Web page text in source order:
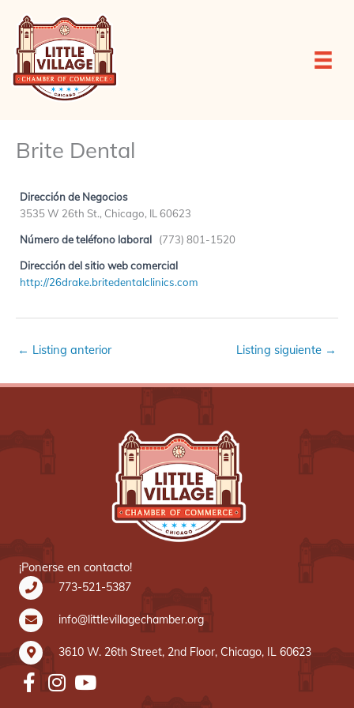
contenido
Brite Dental
Dirección de Negocios
3535 W 26th St., Chicago, IL 60623
Número de teléfono laboral (773) 801-1520
Dirección del sitio web comercial
http://26drake.britedentalclinics.com
← Listing anterior Listing siguiente →
¡Ponerse en contacto!
773-521-5387
info@littlevillagechamber.org
3610 W. 26th Street, 2nd Floor, Chicago, IL 60623